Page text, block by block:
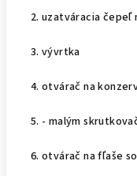
2. uzatváracia čepeľ
3. vývrtka
4. otvárač na
5. - malým
6. otvárač na fľaše so